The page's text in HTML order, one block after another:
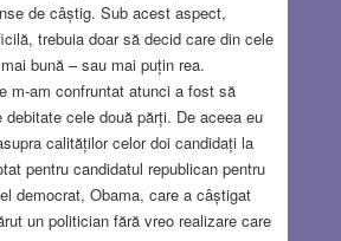
de câștig. Sub acest aspect,
trebuia doar să decid care din cele
bună – sau mai puțin rea.
m-am confruntat atunci a fost să
cele două părți. De aceea eu
calităților celor doi candidați la
pentru candidatul republican pentru
democrat, Obama, care a câștigat
un politician fără vreo realizare care